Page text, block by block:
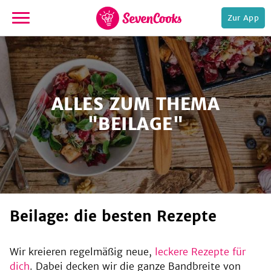
zur
Startseite
Zur App
ALLES ZUM THEMA
"BEILAGE"
Beilage: die besten Rezepte
Wir kreieren regelmäßig neue, leckere Rezepte für
dich. Dabei decken wir die ganze Bandbreite von